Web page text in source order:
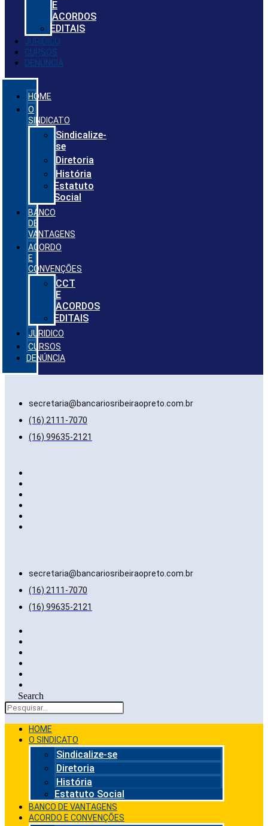
E
ACORDOS
EDITAIS
JURIDICO
CURSOS
DENÚNCIA
HOME
O
SINDICATO
Sindicalize-
se
Diretoria
História
Estatuto
Social
BANCO
DE
VANTAGENS
ACORDO
E
CONVENÇÕES
CCT
E
ACORDOS
EDITAIS
JURIDICO
CURSOS
DENÚNCIA
secretaria@bancariosribeiraopreto.com.br
(16) 2111-7070
(16) 99635-2121
secretaria@bancariosribeiraopreto.com.br
(16) 2111-7070
(16) 99635-2121
Search
HOME
O SINDICATO
Sindicalize-se
Diretoria
História
Estatuto Social
BANCO DE VANTAGENS
ACORDO E CONVENÇÕES